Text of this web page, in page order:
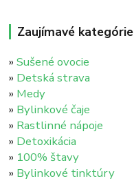
Zaujímavé kategórie
»Sušené ovocie
» Detská strava
» Medy
» Bylinkové čaje
» Rastlinné nápoje
» Detoxikácia
» 100% štavy
» Bylinkové tinktúry